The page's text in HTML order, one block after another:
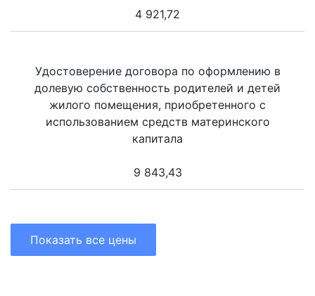
4 921,72
Удостоверение договора по оформлению в
долевую собственность родителей и детей
жилого помещения, приобретенного с
использованием средств материнского
капитала
9 843,43
Показать все цены